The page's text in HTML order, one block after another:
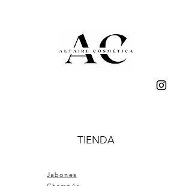
TIENDA
Jabones